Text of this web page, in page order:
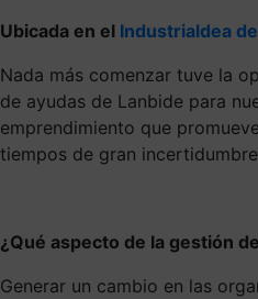
Ubicada en el Industrialdea
Nada más comenzar tuve la
de ayudas de Lanbide para
emprendimiento que
tiempos de gran
¿Qué aspecto de la gestión
Generar un cambio en las